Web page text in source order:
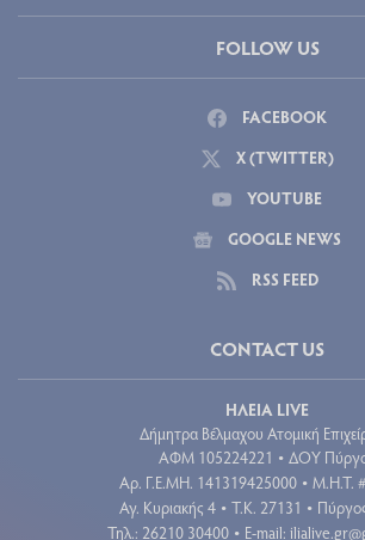
FOLLOW US
FACEBOOK
X (TWITTER)
YOUTUBE
GOOGLE NEWS
RSS FEED
CONTACT US
ΗΛΕΙΑ LIVE
Δήμητρα Βέλμαχου Ατομική
ΑΦΜ 105224221 • ΔΟΥ
Aρ. Γ.Ε.ΜΗ. 141319425000 • Μ.Η.Τ.
Αγ. Κυριακής 4 • Τ.Κ. 27131 •
Τηλ.: 26210 30400 • E-mail: